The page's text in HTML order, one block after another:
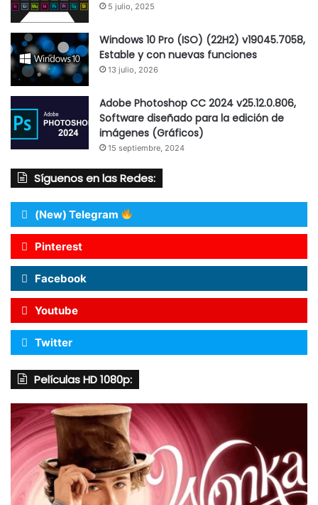
5 julio, 2025
Windows 10 Pro (ISO) (22H2) v19045.7058,
Estable y con nuevas funciones
13 julio, 2026
Adobe Photoshop CC 2024 v25.12.0.806,
Software diseñado para la edición de
imágenes (Gráficos)
15 septiembre, 2024
Síguenos en las Redes:
(New) Telegram
Pinterest
Facebook
Youtube
Twitter
Películas HD 1080p: